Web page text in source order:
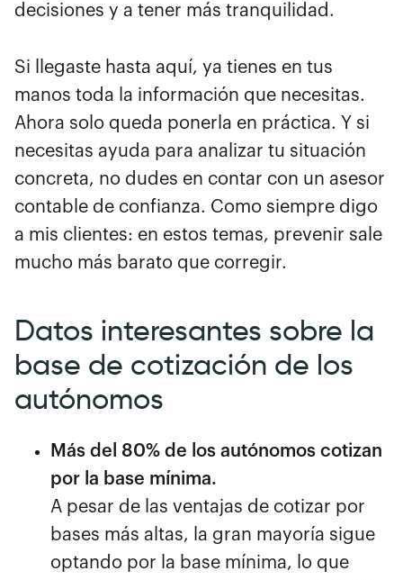
decisiones y a tener más tranquilidad.
Si llegaste hasta aquí, ya tienes en tus
manos toda la información que necesitas.
Ahora solo queda ponerla en práctica. Y si
necesitas ayuda para analizar tu situación
concreta, no dudes en contar con un asesor
contable de confianza. Como siempre digo
a mis clientes: en estos temas, prevenir sale
mucho más barato que corregir.
Datos interesantes sobre la
base de cotización de los
autónomos
Más del 80% de los autónomos cotizan
por la base mínima.
A pesar de las ventajas de cotizar por
bases más altas, la gran mayoría sigue
optando por la base mínima, lo que